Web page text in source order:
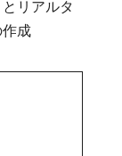
リアルタ
成